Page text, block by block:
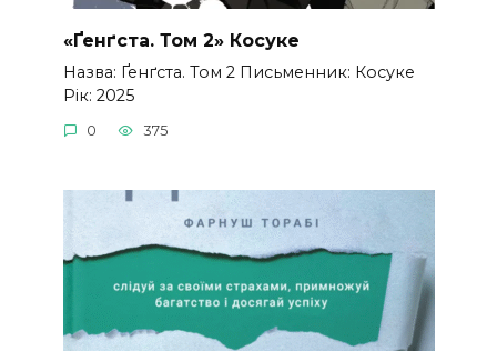
«Ґенґста. Том 2» Косуке
Назва: Ґенґста. Том 2 Письменник: Косуке
Рік: 2025
0 375